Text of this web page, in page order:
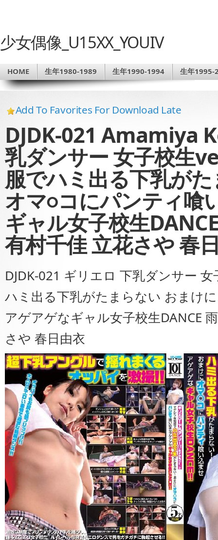
少女偶像_U15XX_YOUIV
HOME 生年1980-1989 生年1990-1994 生年1995-
Add To Favorites For Download Late
DJDK-021 Amamiya
乳ダンサー 女子校生
服でハミ出る下乳が
オマ○コにパンティ喰
ギャル女子校生
有村千佳 立花さや 春
DJDK-021 ギリエロ 下乳ダンサー
ハミ出る下乳がたまらない おまけ
アゲアゲなギャル女子校生DANCE
さや 春日由衣